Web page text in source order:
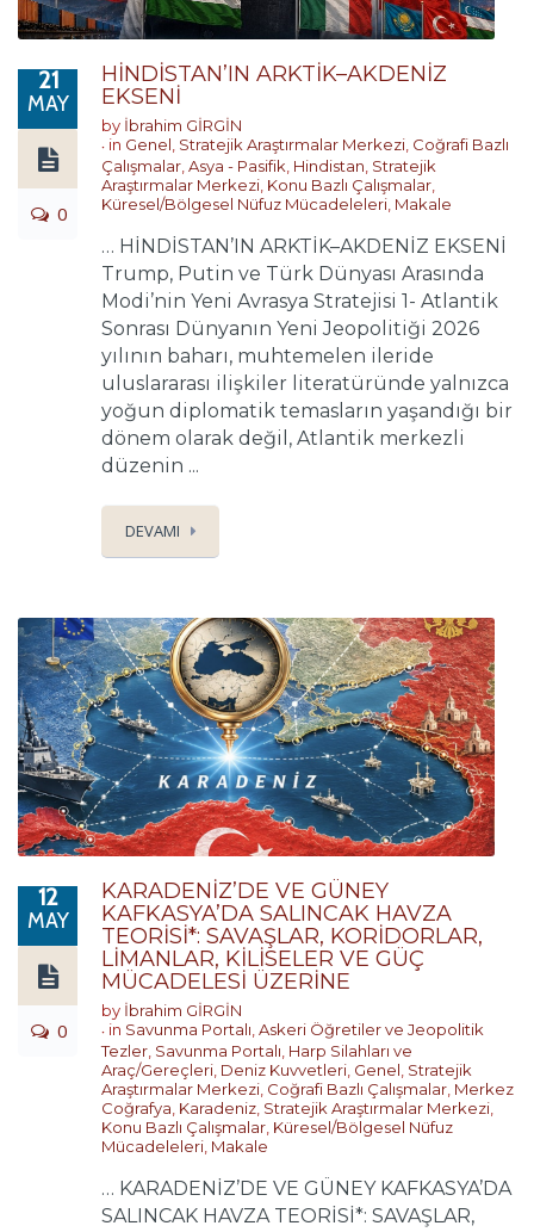
21
MAY
0
HİNDİSTAN’IN ARKTİK–AKDENİZ
EKSENİ
by İbrahim GİRGİN
in Genel Stratejik Araştırmalar Merkezi Coğrafi Bazlı
Çalışmalar Asya - Pasifik Hindistan Stratejik
Araştırmalar Merkezi Konu Bazlı Çalışmalar
Küresel/Bölgesel Nüfuz Mücadeleleri Makale
… HİNDİSTAN’IN ARKTİK–AKDENİZ EKSENİ
Trump, Putin ve Türk Dünyası Arasında
Modi’nin Yeni Avrasya Stratejisi 1- Atlantik
Sonrası Dünyanın Yeni Jeopolitiği 2026
yılının baharı, muhtemelen ileride
uluslararası ilişkiler literatüründe yalnızca
yoğun diplomatik temasların yaşandığı bir
dönem olarak değil, Atlantik merkezli
düzenin ...
DEVAMI
12
MAY
0
KARADENİZ’DE VE GÜNEY
KAFKASYA’DA SALINCAK HAVZA
TEORİSİ*: SAVAŞLAR, KORİDORLAR,
LİMANLAR, KİLİSELER VE GÜÇ
MÜCADELESİ ÜZERİNE
by İbrahim GİRGİN
in Savunma Portalı Askeri Öğretiler ve Jeopolitik
Tezler Savunma Portalı Harp Silahları ve
Araç/Gereçleri Deniz Kuvvetleri Genel Stratejik
Araştırmalar Merkezi Coğrafi Bazlı Çalışmalar Merkez
Coğrafya Karadeniz Stratejik Araştırmalar Merkezi
Konu Bazlı Çalışmalar Küresel/Bölgesel Nüfuz
Mücadeleleri Makale
… KARADENİZ’DE VE GÜNEY KAFKASYA’DA
SALINCAK HAVZA TEORİSİ*: SAVAŞLAR,